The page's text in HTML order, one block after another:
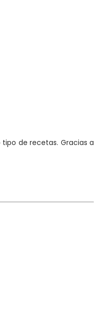
de recetas. Gracias a